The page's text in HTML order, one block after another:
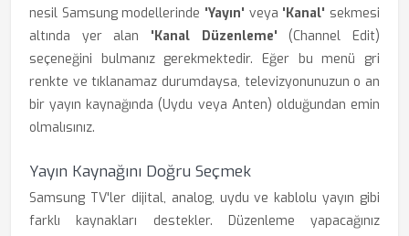
nesil Samsung modellerinde 'Yayın' veya 'Kanal' sekmesi
altında yer alan 'Kanal Düzenleme' (Channel Edit)
seçeneğini bulmanız gerekmektedir. Eğer bu menü gri
renkte ve tıklanamaz durumdaysa, televizyonunuzun o an
bir yayın kaynağında (Uydu veya Anten) olduğundan emin
olmalısınız.
Yayın Kaynağını Doğru Seçmek
Samsung TV'ler dijital, analog, uydu ve kablolu yayın gibi
farklı kaynakları destekler. Düzenleme yapacağınız